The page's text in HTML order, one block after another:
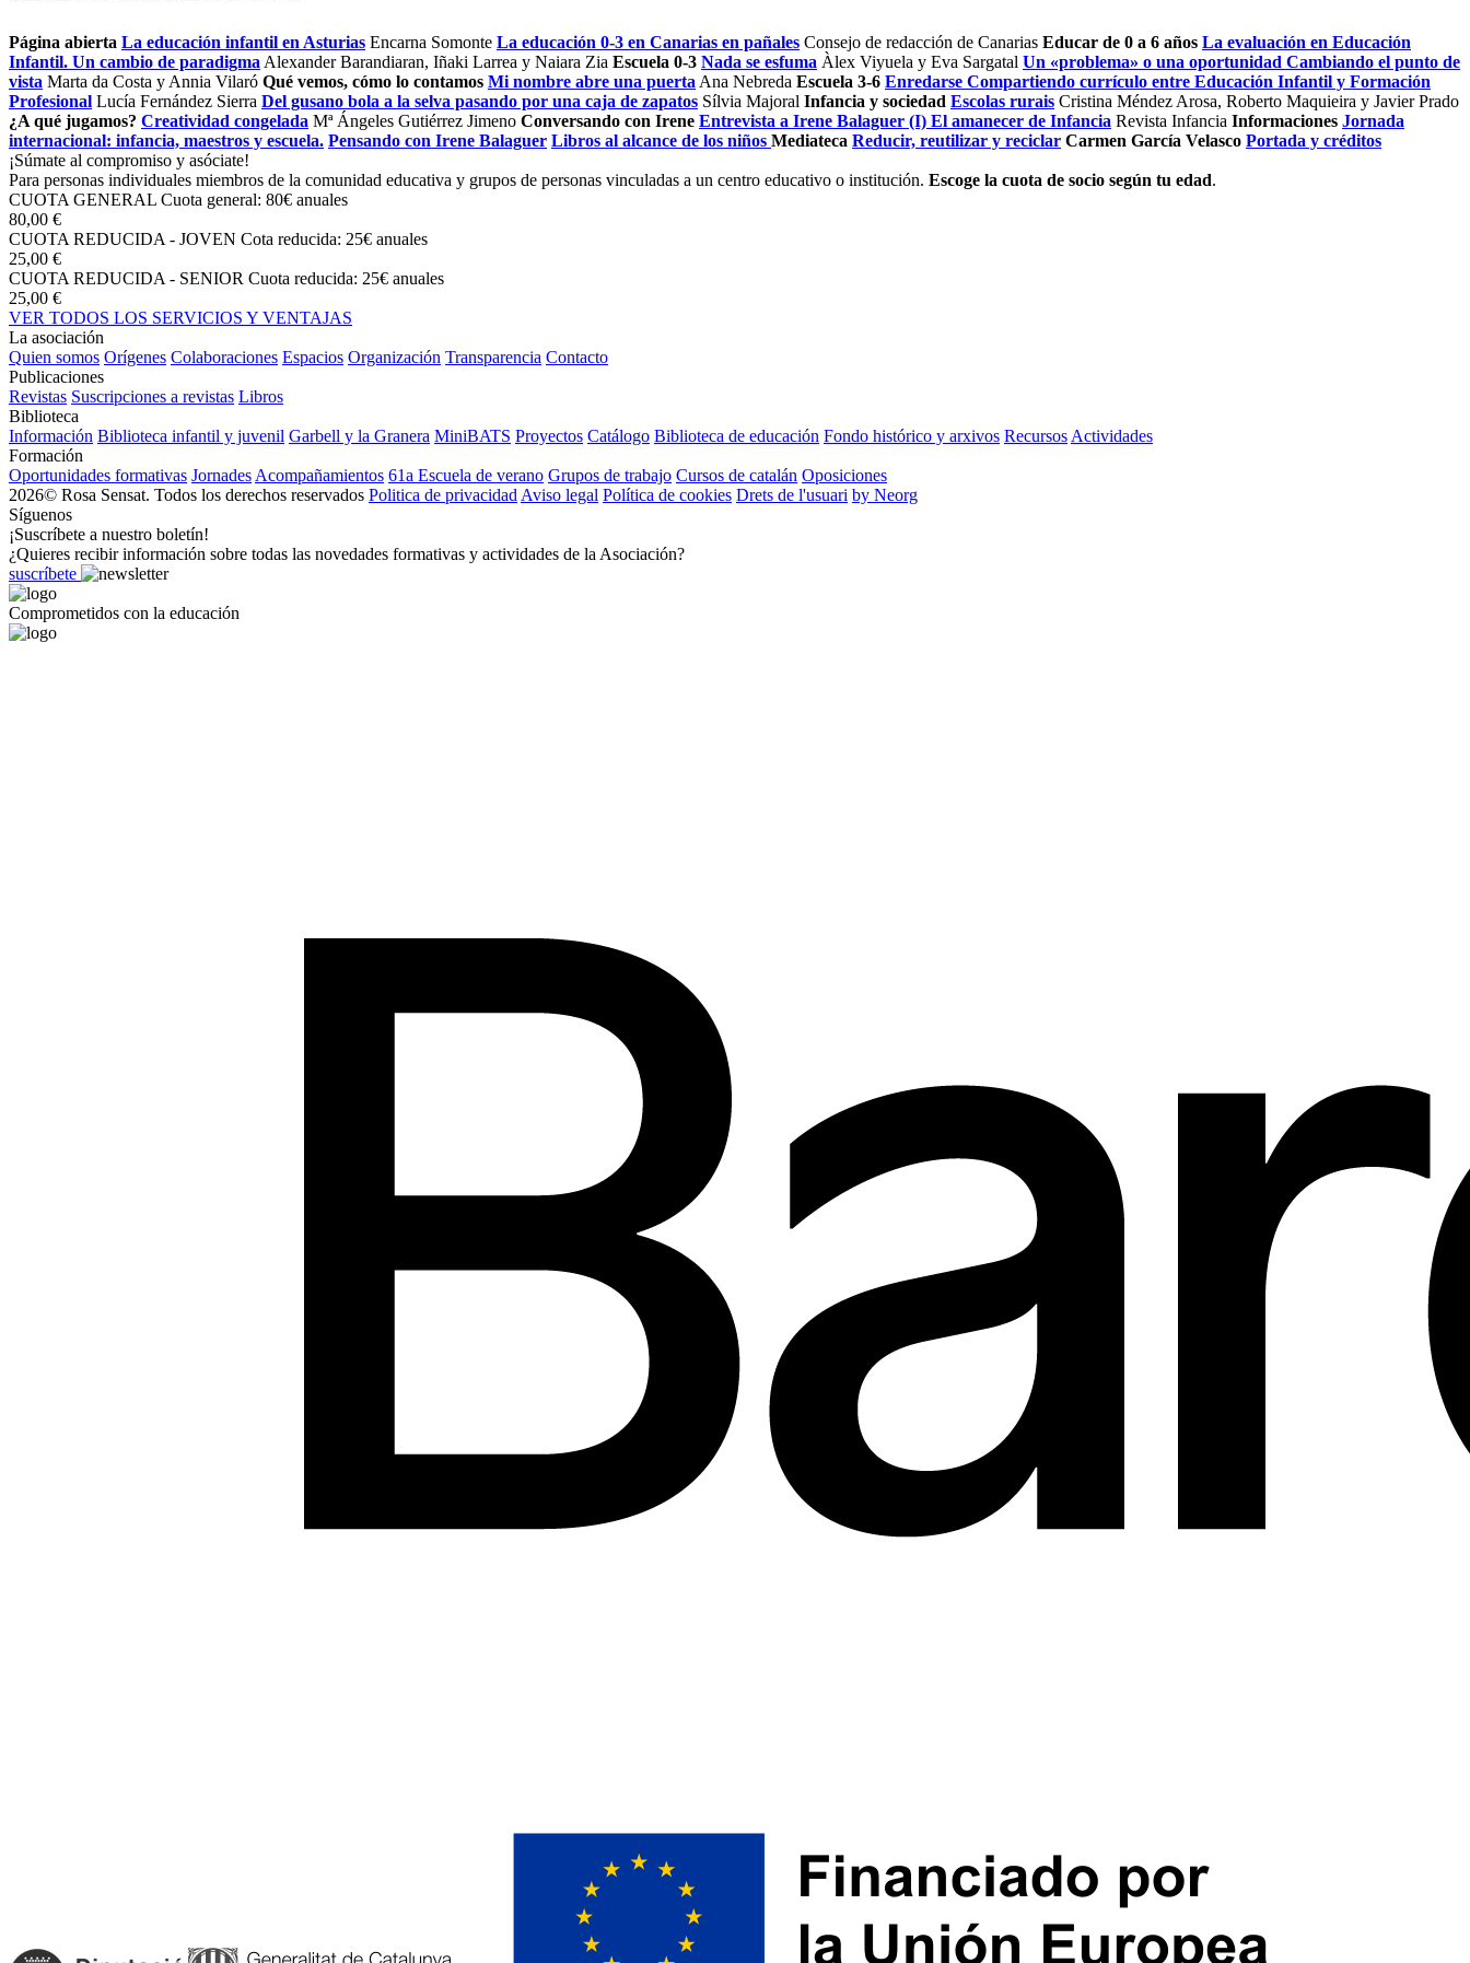
Página abierta La educación infantil en Asturias Encarna Somonte La educación 0-3 en Canarias en pañales Consejo de redacción de Canarias Educar de 0 a 6 años La evaluación en Educación
Infantil. Un cambio de paradigma Alexander Barandiaran, Iñaki Larrea y Naiara Zia Escuela 0-3 Nada se esfuma Àlex Viyuela y Eva Sargatal Un «problema» o una oportunidad Cambiando el punto de
vista Marta da Costa y Annia Vilaró Qué vemos, cómo lo contamos Mi nombre abre una puerta Ana Nebreda Escuela 3-6 Enredarse Compartiendo currículo entre Educación Infantil y Formación
Profesional Lucía Fernández Sierra Del gusano bola a la selva pasando por una caja de zapatos Sílvia Majoral Infancia y sociedad Escolas rurais Cristina Méndez Arosa, Roberto Maquieira y Javier Prado
¿A qué jugamos? Creatividad congelada Mª Ángeles Gutiérrez Jimeno Conversando con Irene Entrevista a Irene Balaguer (I) El amanecer de Infancia Revista Infancia Informaciones Jornada
internacional: infancia, maestros y escuela. Pensando con Irene Balaguer Libros al alcance de los niños Mediateca Reducir, reutilizar y reciclar Carmen García Velasco Portada y créditos
¡Súmate al compromiso y asóciate!
Para personas individuales miembros de la comunidad educativa y grupos de personas vinculadas a un centro educativo o institución. Escoge la cuota de socio según tu edad.
CUOTA GENERAL Cuota general: 80€ anuales
80,00 €
CUOTA REDUCIDA - JOVEN Cota reducida: 25€ anuales
25,00 €
CUOTA REDUCIDA - SENIOR Cuota reducida: 25€ anuales
25,00 €
VER TODOS LOS SERVICIOS Y VENTAJAS
La asociación
Quien somos Orígenes Colaboraciones Espacios Organización Transparencia Contacto
Publicaciones
Revistas Suscripciones a revistas Libros
Biblioteca
Información Biblioteca infantil y juvenil Garbell y la Granera MiniBATS Proyectos Catálogo Biblioteca de educación Fondo histórico y arxivos Recursos Actividades
Formación
Oportunidades formativas Jornades Acompañamientos 61a Escuela de verano Grupos de trabajo Cursos de catalán Oposiciones
2026© Rosa Sensat. Todos los derechos reservados Politica de privacidad Aviso legal Política de cookies Drets de l'usuari by Neorg
Síguenos
¡Suscríbete a nuestro boletín!
¿Quieres recibir información sobre todas las novedades formativas y actividades de la Asociación?
suscríbete
Comprometidos con la educación